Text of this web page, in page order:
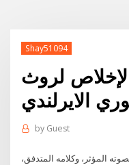
Shay51094
لروث
الايرلندي
by Guest
المؤثر، وكلامه المتدفق،